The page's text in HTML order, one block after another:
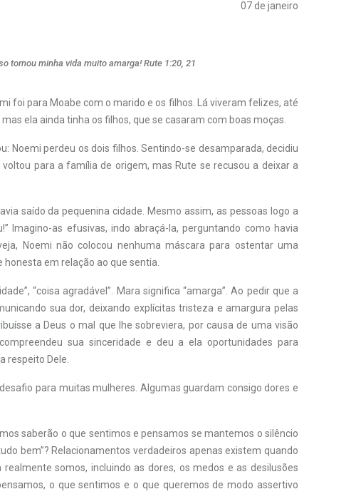
07 de janeiro
tornou minha vida muito amarga! Rute 1:20, 21
foi para Moabe com o marido e os filhos. Lá viveram felizes, até
ela ainda tinha os filhos, que se casaram com boas moças.
Noemi perdeu os dois filhos. Sentindo-se desamparada, decidiu
para a família de origem, mas Rute se recusou a deixar a
saído da pequenina cidade. Mesmo assim, as pessoas logo a
Imagino-as efusivas, indo abraçá-la, perguntando como havia
Noemi não colocou nenhuma máscara para ostentar uma
em relação ao que sentia.
“coisa agradável”. Mara significa “amarga”. Ao pedir que a
sua dor, deixando explícitas tristeza e amargura pelas
a Deus o mal que lhe sobreviera, por causa de uma visão
sua sinceridade e deu a ela oportunidades para
respeito Dele.
para muitas mulheres. Algumas guardam consigo dores e
saberão o que sentimos e pensamos se mantemos o silêncio
bem”? Relacionamentos verdadeiros apenas existem quando
somos, incluindo as dores, os medos e as desilusões
o que sentimos e o que queremos de modo assertivo